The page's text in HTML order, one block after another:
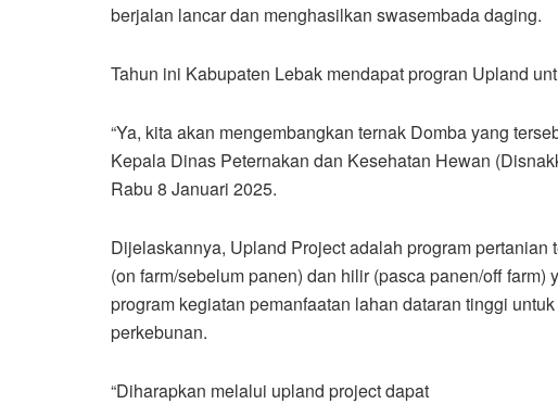
berjalan lancar dan menghasilkan swasembada daging.
Tahun ini Kabupaten Lebak mendapat progran Upland
“Ya, kita akan mengembangkan ternak Domba yang
Kepala Dinas Peternakan dan Kesehatan Hewan
Rabu 8 Januari 2025.
Dijelaskannya, Upland Project adalah program
(on farm/sebelum panen) dan hilir (pasca panen/off
program kegiatan pemanfaatan lahan dataran tinggi
perkebunan.
“Diharapkan melalui upland project dapat